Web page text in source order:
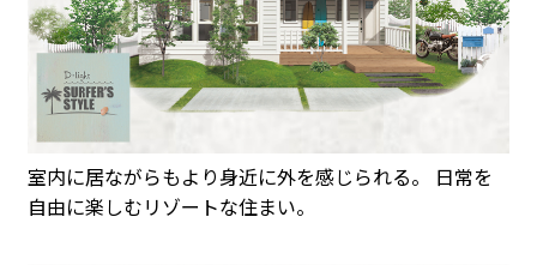
室内に居ながらもより身近に外を感じられる。 日常を
自由に楽しむリゾートな住まい。